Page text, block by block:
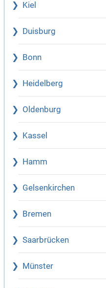
Kiel
Duisburg
Bonn
Heidelberg
Oldenburg
Kassel
Hamm
Gelsenkirchen
Bremen
Saarbrücken
Münster